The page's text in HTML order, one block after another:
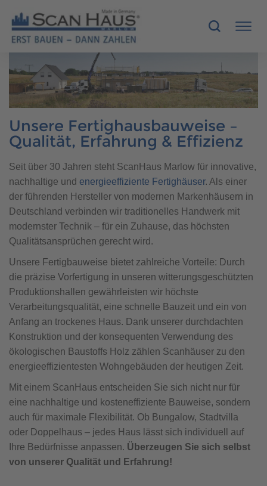
HÄUSER
MUSTERHÄUSER
SCANHAUS-VORTEILE
RUND UMS BAUEN
ÜBER UNS
KONTAKT
Brauchen Sie Hilfe?
038221 4000
MUSTERHAUS FINDEN
Unsere Fertighausbauweise –
Qualität, Erfahrung & Effizienz
Seit über 30 Jahren steht ScanHaus Marlow für innovative,
nachhaltige und energieeffiziente Fertighäuser. Als einer
der führenden Hersteller von modernen Markenhäusern in
Deutschland verbinden wir traditionelles Handwerk mit
modernster Technik – für ein Zuhause, das höchsten
Qualitätsansprüchen gerecht wird.
Unsere Fertigbauweise bietet zahlreiche Vorteile: Durch
die präzise Vorfertigung in unseren witterungsgeschützten
Produktionshallen gewährleisten wir höchste
Verarbeitungsqualität, eine schnelle Bauzeit und ein von
Anfang an trockenes Haus. Dank unserer durchdachten
Konstruktion und der konsequenten Verwendung des
ökologischen Baustoffs Holz zählen Scanhäuser zu den
energieeffizientesten Wohngebäuden der heutigen Zeit.
Mit einem ScanHaus entscheiden Sie sich nicht nur für
eine nachhaltige und kosteneffiziente Bauweise, sondern
auch für maximale Flexibilität. Ob Bungalow, Stadtvilla
oder Doppelhaus – jedes Haus lässt sich individuell auf
Ihre Bedürfnisse anpassen. Überzeugen Sie sich selbst
von unserer Qualität und Erfahrung!